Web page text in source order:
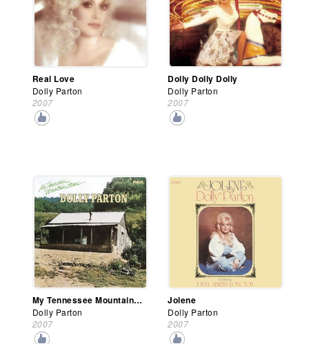
Real Love
Dolly Parton
2007
Dolly Dolly Dolly
Dolly Parton
2007
My Tennessee Mountain Home
Dolly Parton
2007
Jolene
Dolly Parton
2007